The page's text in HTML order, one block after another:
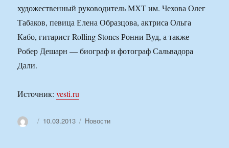
художественный руководитель МХТ им. Чехова Олег
Табаков, певица Елена Образцова, актриса Ольга
Кабо, гитарист Rolling Stones Ронни Вуд, а также
Робер Дешарн — биограф и фотограф Сальвадора
Дали.
Источник:vesti.ru
АвторОпубликовано
10.03.2013 Рубрики
Новости